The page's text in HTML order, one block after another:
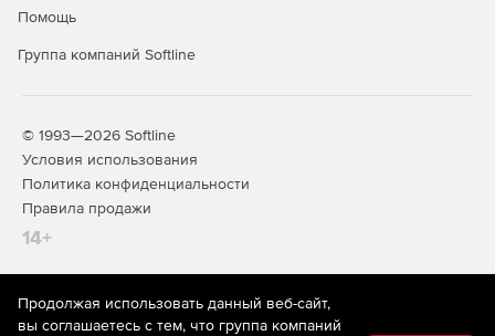
(Enterprise и Professional).
Помощь
Группа компаний Softline
© 1993—2026 Softline
Условия использования
Политика конфиденциальности
Правила продажи
14+
На информационном ресурсе store.softline.ru применяются
Продолжая использовать данный веб-сайт,
вы соглашаетесь с тем, что группа компаний